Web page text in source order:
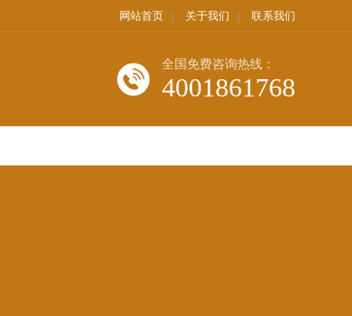
网站首页 | 关于我们 | 联系我们
全国免费咨询热线：
4001861768